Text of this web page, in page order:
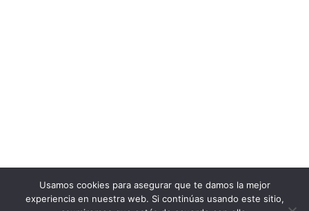
Usamos cookies para asegurar que te damos la mejor
experiencia en nuestra web. Si continúas usando este sitio,